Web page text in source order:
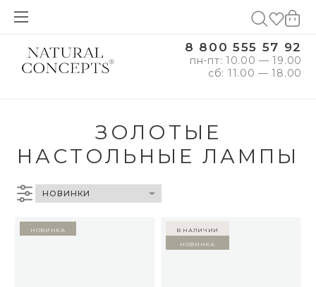
8 800 555 57 92
пн-пт: 10.00 — 19.00
сб: 11.00 — 18.00
ЗОЛОТЫЕ
НАСТОЛЬНЫЕ ЛАМПЫ
Новинка
в наличии
Новинка